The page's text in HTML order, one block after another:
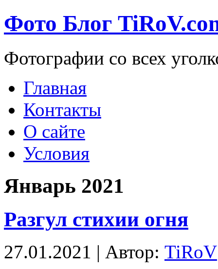
Фото Блог
Фотографии со всех
Главная
Контакты
О сайте
Условия
Январь 2021
Разгул стихии огня
27.01.2021 | Автор: TiRoV